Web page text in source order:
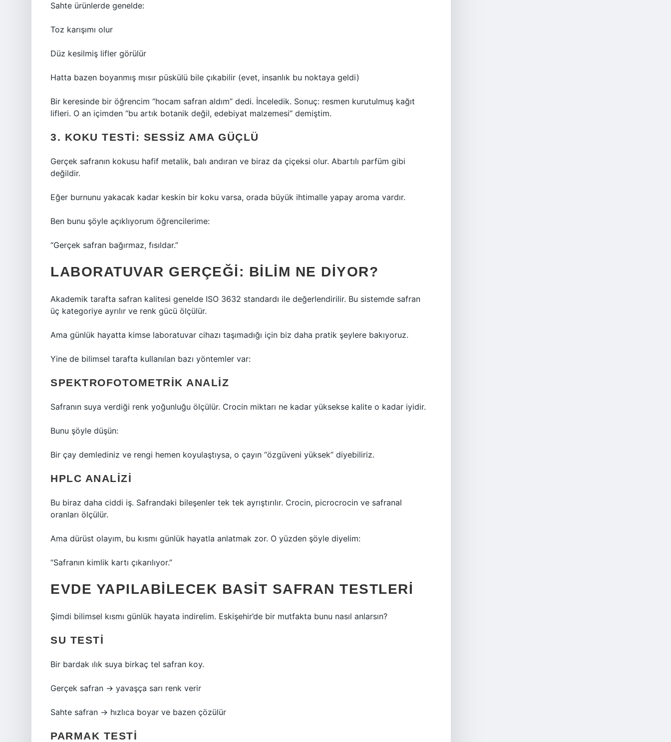
Sahte ürünlerde genelde:
Toz karışımı olur
Düz kesilmiş lifler görülür
Hatta bazen boyanmış mısır püskülü bile çıkabilir (evet, insanlık bu noktaya geldi)
Bir keresinde bir öğrencim “hocam safran aldım” dedi. İnceledik. Sonuç: resmen kurutulmuş kağıt
lifleri. O an içimden “bu artık botanik değil, edebiyat malzemesi” demiştim.
3. KOKU TESTI: SESSIZ AMA GÜÇLÜ
Gerçek safranın kokusu hafif metalik, balı andıran ve biraz da çiçeksi olur. Abartılı parfüm gibi
değildir.
Eğer burnunu yakacak kadar keskin bir koku varsa, orada büyük ihtimalle yapay aroma vardır.
Ben bunu şöyle açıklıyorum öğrencilerime:
“Gerçek safran bağırmaz, fısıldar.”
LABORATUVAR GERÇEĞI: BILIM NE DIYOR?
Akademik tarafta safran kalitesi genelde ISO 3632 standardı ile değerlendirilir. Bu sistemde safran
üç kategoriye ayrılır ve renk gücü ölçülür.
Ama günlük hayatta kimse laboratuvar cihazı taşımadığı için biz daha pratik şeylere bakıyoruz.
Yine de bilimsel tarafta kullanılan bazı yöntemler var:
SPEKTROFOTOMETRIK ANALIZ
Safranın suya verdiği renk yoğunluğu ölçülür. Crocin miktarı ne kadar yüksekse kalite o kadar iyidir.
Bunu şöyle düşün:
Bir çay demlediniz ve rengi hemen koyulaştıysa, o çayın “özgüveni yüksek” diyebiliriz.
HPLC ANALIZI
Bu biraz daha ciddi iş. Safrandaki bileşenler tek tek ayrıştırılır. Crocin, picrocrocin ve safranal
oranları ölçülür.
Ama dürüst olayım, bu kısmı günlük hayatla anlatmak zor. O yüzden şöyle diyelim:
“Safranın kimlik kartı çıkarılıyor.”
EVDE YAPILABILECEK BASIT SAFRAN TESTLERI
Şimdi bilimsel kısmı günlük hayata indirelim. Eskişehir’de bir mutfakta bunu nasıl anlarsın?
SU TESTI
Bir bardak ılık suya birkaç tel safran koy.
Gerçek safran → yavaşça sarı renk verir
Sahte safran → hızlıca boyar ve bazen çözülür
PARMAK TESTI